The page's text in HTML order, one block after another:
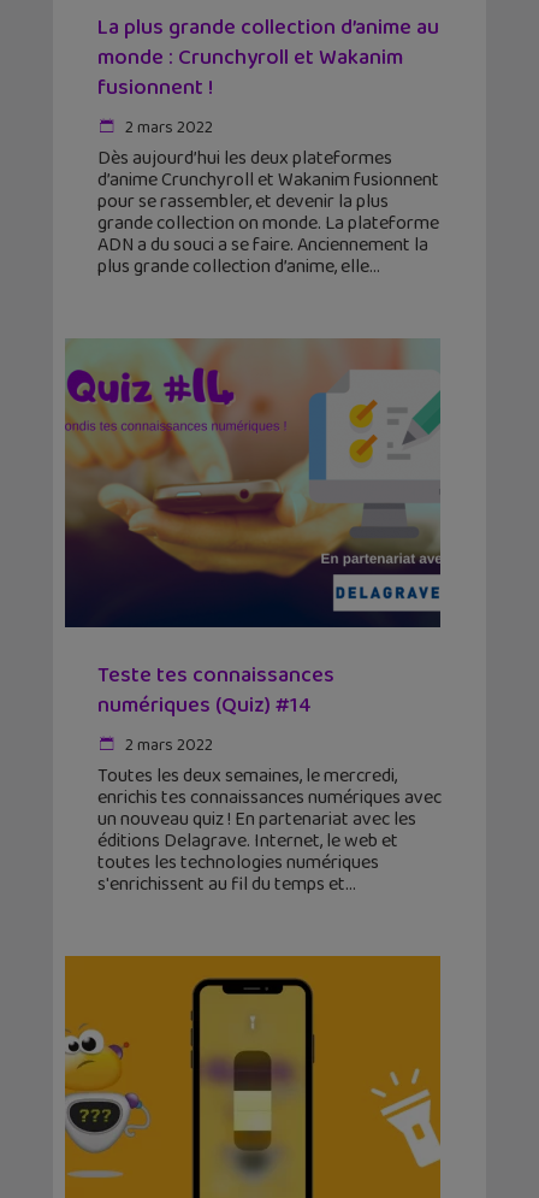
La plus grande collection d’anime au
monde : Crunchyroll et Wakanim
fusionnent !
2 mars 2022
Dès aujourd’hui les deux plateformes
d’anime Crunchyroll et Wakanim fusionnent
pour se rassembler, et devenir la plus
grande collection on monde. La plateforme
ADN a du souci a se faire. Anciennement la
plus grande collection d’anime, elle
Teste tes connaissances
numériques (Quiz) #14
2 mars 2022
Toutes les deux semaines, le mercredi,
enrichis tes connaissances numériques avec
un nouveau quiz ! En partenariat avec les
éditions Delagrave. Internet, le web et
toutes les technologies numériques
s'enrichissent au fil du temps et